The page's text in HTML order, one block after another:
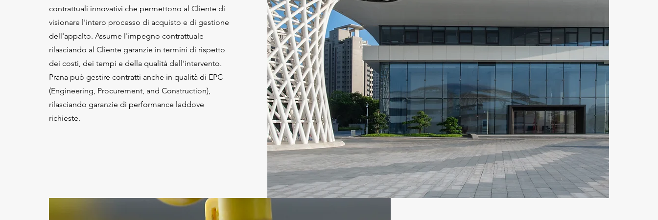
contrattuali innovativi che permettono al Cliente di
visionare l'intero processo di acquisto e di gestione
dell'appalto. Assume l'impegno contrattuale
rilasciando al Cliente garanzie in termini di rispetto
dei costi, dei tempi e della qualità dell'intervento.
Prana può gestire contratti anche in qualità di EPC
(Engineering, Procurement, and Construction),
rilasciando garanzie di performance laddove
richieste.